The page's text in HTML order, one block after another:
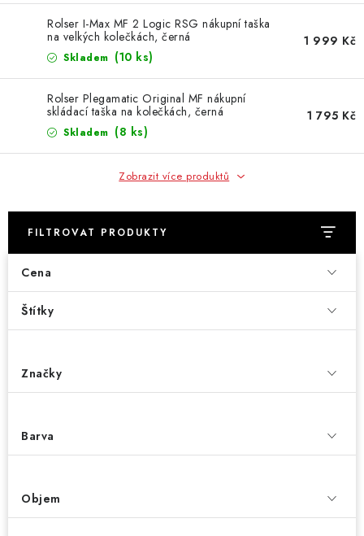
PŘÍSLUŠENSTVÍ
Kontakt Obchodní podmínky
Rolser I-Max MF 2 Logic RSG nákupní taška
na velkých kolečkách, černá
Skladem (10 ks)
1 999 Kč
Rolser Plegamatic Original MF nákupní
skládací taška na kolečkách, černá
Skladem (8 ks)
1 795 Kč
Zobrazit více produktů
FILTROVAT PRODUKTY
Cena
Štítky
Značky
Barva
Objem